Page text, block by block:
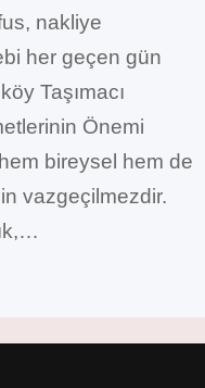
nakliye
her geçen gün
Taşımacı
Önemi
bireysel hem de
vazgeçilmezdir.